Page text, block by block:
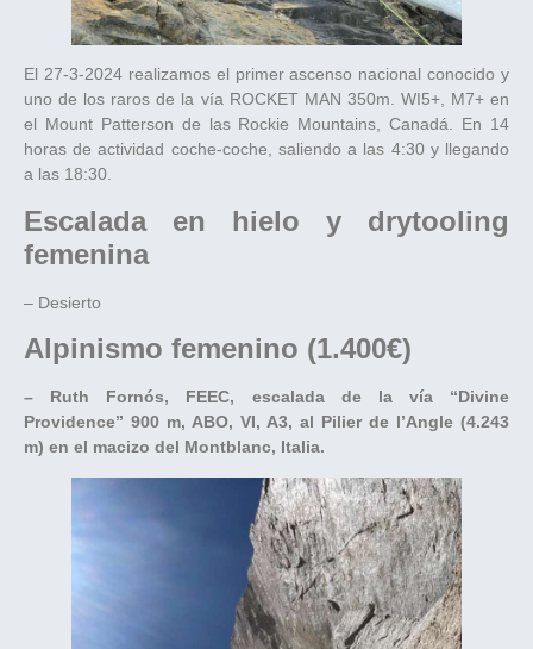
El 27-3-2024 realizamos el primer ascenso nacional conocido y
uno de los raros de la vía ROCKET MAN 350m. WI5+, M7+ en
el Mount Patterson de las Rockie Mountains, Canadá. En 14
horas de actividad coche-coche, saliendo a las 4:30 y llegando
a las 18:30.
Escalada en hielo y drytooling
femenina
– Desierto
Alpinismo femenino (1.400€)
– Ruth Fornós, FEEC, escalada de la vía “Divine
Providence” 900 m, ABO, VI, A3, al Pilier de l’Angle (4.243
m) en el macizo del Montblanc, Italia.